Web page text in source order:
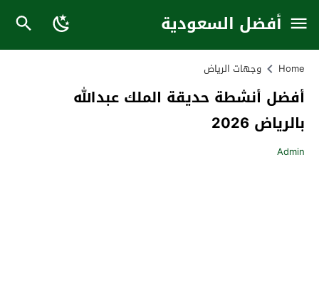
أفضل السعودية
Home وجهات الرياض
أفضل أنشطة حديقة الملك عبدالله
بالرياض 2026
Admin